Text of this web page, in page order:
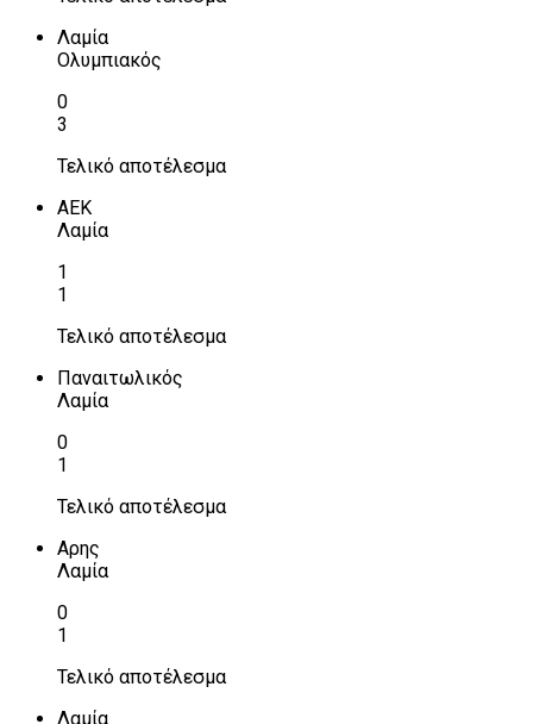
Λαμία
Ολυμπιακός
0
3
Τελικό αποτέλεσμα
ΑΕΚ
Λαμία
1
1
Τελικό αποτέλεσμα
Παναιτωλικός
Λαμία
0
1
Τελικό αποτέλεσμα
Αρης
Λαμία
0
1
Τελικό αποτέλεσμα
Λαμία